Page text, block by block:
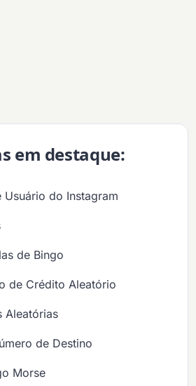
em destaque:
Usuário do Instagram
de Bingo
de Crédito Aleatório
Aleatórias
de Destino
Morse